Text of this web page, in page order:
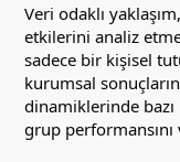
Veri odaklı
etkilerini analiz
sadece bir kişisel
kurumsal
dinamiklerinde
grup